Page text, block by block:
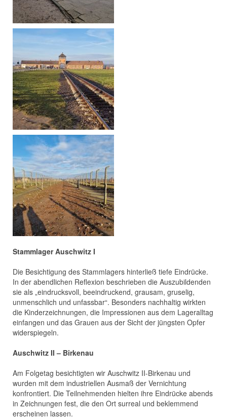
Stammlager Auschwitz I
Die Besichtigung des Stammlagers hinterließ tiefe Eindrücke.
In der abendlichen Reflexion beschrieben die Auszubildenden
sie als „eindrucksvoll, beeindruckend, grausam, gruselig,
unmenschlich und unfassbar“. Besonders nachhaltig wirkten
die Kinderzeichnungen, die Impressionen aus dem Lageralltag
einfangen und das Grauen aus der Sicht der jüngsten Opfer
widerspiegeln.​
Auschwitz II – Birkenau
Am Folgetag besichtigten wir Auschwitz II-Birkenau und
wurden mit dem industriellen Ausmaß der Vernichtung
konfrontiert. Die Teilnehmenden hielten ihre Eindrücke abends
in Zeichnungen fest, die den Ort surreal und beklemmend
erscheinen lassen.